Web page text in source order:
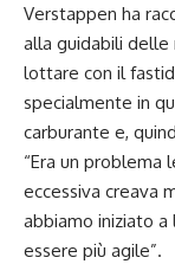
Verstappen ha
alla guidabili
lottare con il
specialmente in
carburante e,
“Era un problema
eccessiva creava
abbiamo iniziato a
essere più agile”.